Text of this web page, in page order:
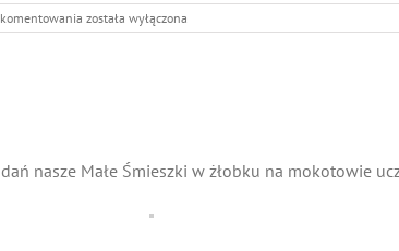
Małe
Śmieszki
została wyłączona
nasze Małe Śmieszki w żłobku na mokotowie